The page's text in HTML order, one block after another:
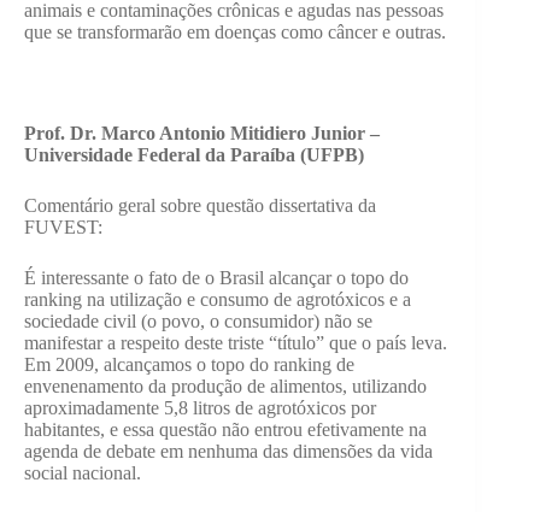
animais e contaminações crônicas e agudas nas pessoas
que se transformarão em doenças como câncer e outras.
Prof. Dr. Marco Antonio Mitidiero Junior –
Universidade Federal da Paraíba (UFPB)
Comentário geral sobre questão dissertativa da
FUVEST:
É interessante o fato de o Brasil alcançar o topo do
ranking na utilização e consumo de agrotóxicos e a
sociedade civil (o povo, o consumidor) não se
manifestar a respeito deste triste “título” que o país leva.
Em 2009, alcançamos o topo do ranking de
envenenamento da produção de alimentos, utilizando
aproximadamente 5,8 litros de agrotóxicos por
habitantes, e essa questão não entrou efetivamente na
agenda de debate em nenhuma das dimensões da vida
social nacional.